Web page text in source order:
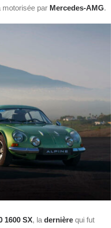
motorisée par Mercedes-AMG.
1600 SX, ladernière qui fut